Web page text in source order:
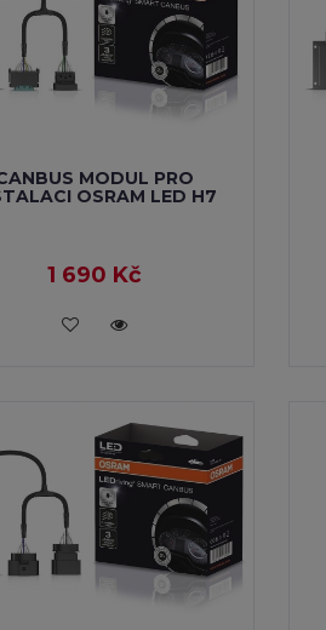
MODUL PRO
OSRAM LED H7
1 690 Kč
VLOŽIT DO KOŠÍKU